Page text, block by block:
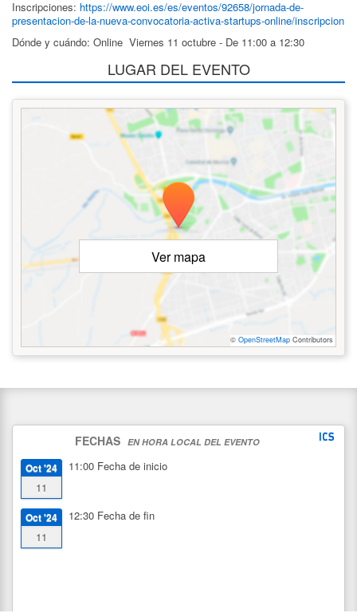
Inscripciones: https://www.eoi.es/es/eventos/92658/jornada-de-
presentacion-de-la-nueva-convocatoria-activa-startups-online/inscripcion
Dónde y cuándo: Online Viernes 11 octubre - De 11:00 a 12:30
LUGAR DEL EVENTO
Ver mapa
© OpenStreetMap Contributors
FECHAS EN HORA LOCAL DEL EVENTO
Oct '24
11
11:00 Fecha de inicio
Oct '24
11
12:30 Fecha de fin